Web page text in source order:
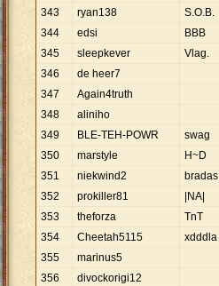
343
ryan138 S.O.B.
344
edsi BBB
345
sleepkever Vlag.
346
de heer7
347
Again4truth
348
aliniho
349
BLE-TEH-POWR swag
350
marstyle H~D
351
niekwind2 bradas
352
prokiller81 |NA|
353
theforza TnT
354
Cheetah5115 xdddla
355
marinus5
356
divockorigi12